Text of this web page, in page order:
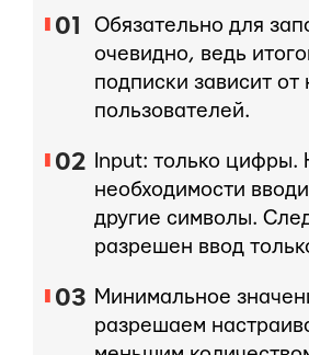
Обязательно для
очевидно, ведь
подписки зависит от
пользователей.
Input: только цифры.
необходимости
другие символы.
разрешен ввод
Минимальное
разрешаем